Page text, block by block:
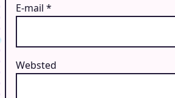
E-mail *
Websted